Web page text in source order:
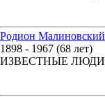
Родион Малиновский
1898 - 1967 (68 лет)
ИЗВЕСТНЫЕ ЛЮДИ